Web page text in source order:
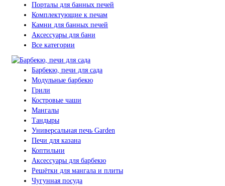
Порталы для банных печей
Комплектующие к печам
Камни для банных печей
Аксессуары для бани
Все категории
Барбекю, печи для сада
Модульные барбекю
Грили
Костровые чаши
Мангалы
Тандыры
Универсальная печь Garden
Печи для казана
Коптильни
Аксессуары для барбекю
Решётки для мангала и плиты
Чугунная посуда